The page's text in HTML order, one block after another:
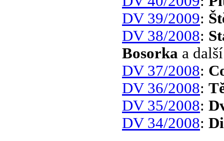
DV 39/2009:
DV 38/2008:
Bosorka a další
DV 37/2008:
DV 36/2008:
DV 35/2008:
DV 34/2008: